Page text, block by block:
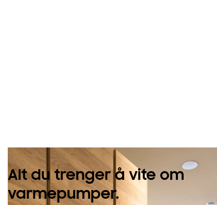
Alt du trenger å vite om
varmepumper.